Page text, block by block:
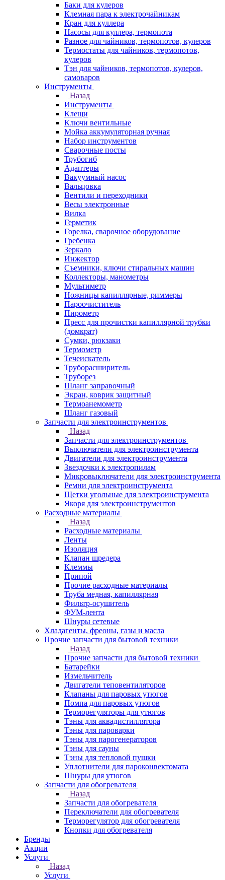
Баки для кулеров
Клемная пара к электрочайникам
Кран для куллера
Насосы для куллера, термопота
Разное для чайников, термопотов, кулеров
Термостаты для чайников, термопотов,
кулеров
Тэн для чайников, термопотов, кулеров,
самоваров
Инструменты
Назад
Инструменты
Клещи
Ключи вентильные
Мойка аккумуляторная ручная
Набор инструментов
Сварочные посты
Трубогиб
Aдаптеры
Вакуумный насос
Вальцовка
Вентили и переходники
Весы электронные
Вилка
Герметик
Горелка, сварочное оборудование
Гребенка
Зеркало
Инжектор
Съемники, ключи стиральных машин
Коллекторы, манометры
Мультиметр
Ножницы капиллярные, риммеры
Пароочиститель
Пирометр
Пресс для прочистки капиллярной трубки
(домкрат)
Сумки, рюкзаки
Термометр
Течеискатель
Труборасширитель
Труборез
Шланг заправочный
Экран, коврик защитный
Термоанемометр
Шланг газовый
Запчасти для электроинструментов
Назад
Запчасти для электроинструментов
Выключатели для электроинструмента
Двигатели для электроинструмента
Звездочки к электропилам
Микровыключатели для электроинструмента
Ремни для электроинструмента
Щетки угольные для электроинструмента
Якоря для электроинструментов
Расходные материалы
Назад
Расходные материалы
Ленты
Изоляция
Клапан шредера
Клеммы
Припой
Прочие расходные материалы
Труба медная, капиллярная
Фильтр-осушитель
ФУМ-лента
Шнуры сетевые
Хладагенты, фреоны, газы и масла
Прочие запчасти для бытовой техники
Назад
Прочие запчасти для бытовой техники
Батарейки
Измельчитель
Двигатели теповентиляторов
Клапаны для паровых утюгов
Помпа для паровых утюгов
Терморегуляторы для утюгов
Тэны для аквадистиллятора
Тэны для пароварки
Тэны для парогенераторов
Тэны для сауны
Тэны для тепловой пушки
Уплотнители для пароконвектомата
Шнуры для утюгов
Запчасти для обогревателя
Назад
Запчасти для обогревателя
Переключатели для обогревателя
Терморегулятор для обогревателя
Кнопки для обогревателя
Бренды
Акции
Услуги
Назад
Услуги